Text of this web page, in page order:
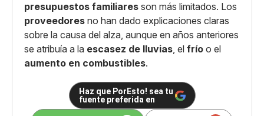
presupuestos familiares son más limitados. Los
proveedores no han dado explicaciones claras
sobre la causa del alza, aunque en años anteriores
se atribuía a la escasez de lluvias, el frío o el
aumento en combustibles.
Haz que PorEsto! sea tu
fuente preferida en